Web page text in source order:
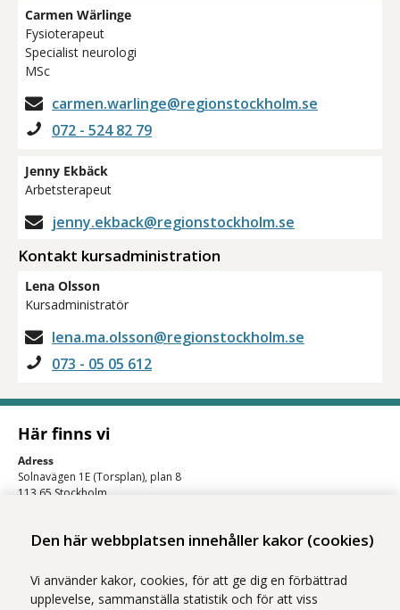
Den här webbplatsen innehåller kakor (cookies)
Vi använder kakor, cookies, för att ge dig en förbättrad
upplevelse, sammanställa statistik och för att viss
Carmen Wärlinge
Fysioterapeut
Specialist neurologi
MSc
carmen.warlinge@regionstockholm.se
072 - 524 82 79
Jenny Ekbäck
Arbetsterapeut
jenny.ekback@regionstockholm.se
Kontakt kursadministration
Lena Olsson
Kursadministratör
lena.ma.olsson@regionstockholm.se
073 - 05 05 612
Här finns vi
Adress
Solnavägen 1E (Torsplan), plan 8
113 65 Stockholm